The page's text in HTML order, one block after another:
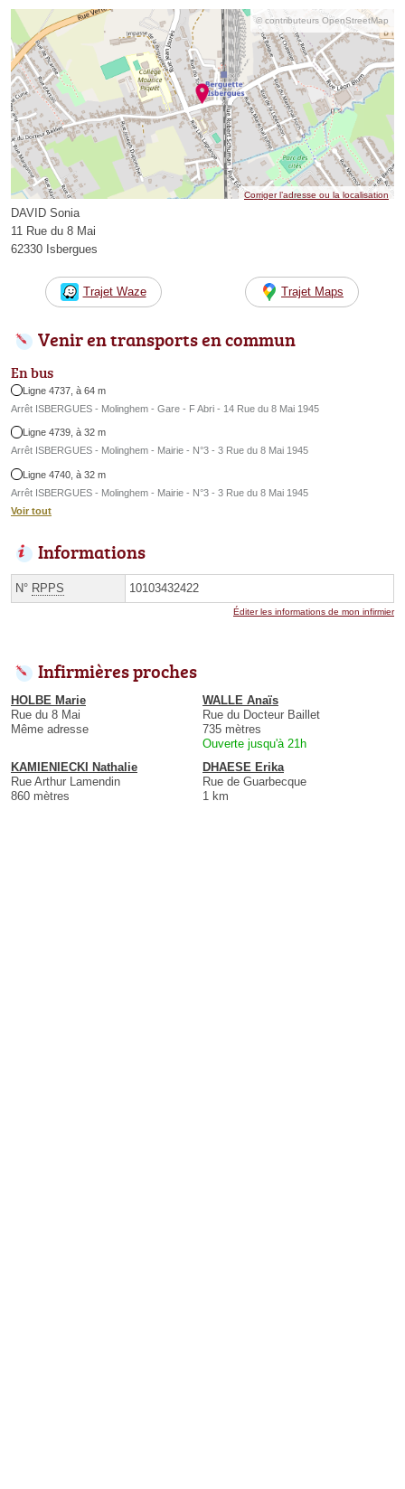
© contributeurs OpenStreetMap
Corriger l’adresse ou la localisation
DAVID Sonia
11 Rue du 8 Mai
62330 Isbergues
Trajet Waze Trajet Maps
Venir en transports en commun
En bus
Ligne 4737, à 64 m
Arrêt ISBERGUES - Molinghem - Gare - F Abri - 14 Rue du 8 Mai 1945
Ligne 4739, à 32 m
Arrêt ISBERGUES - Molinghem - Mairie - N°3 - 3 Rue du 8 Mai 1945
Ligne 4740, à 32 m
Arrêt ISBERGUES - Molinghem - Mairie - N°3 - 3 Rue du 8 Mai 1945
Voir tout
Informations
N° RPPS 10103432422
Éditer les informations de mon infirmier
Infirmières proches
HOLBE Marie
Rue du 8 Mai
Même adresse
WALLE Anaïs
Rue du Docteur Baillet
735 mètres
Ouverte jusqu'à 21h
KAMIENIECKI Nathalie
Rue Arthur Lamendin
860 mètres
DHAESE Erika
Rue de Guarbecque
1 km